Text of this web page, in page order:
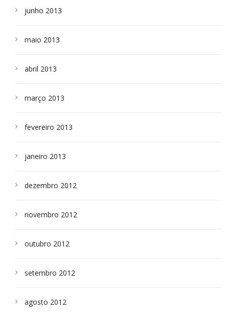
junho 2013
maio 2013
abril 2013
março 2013
fevereiro 2013
janeiro 2013
dezembro 2012
novembro 2012
outubro 2012
setembro 2012
agosto 2012